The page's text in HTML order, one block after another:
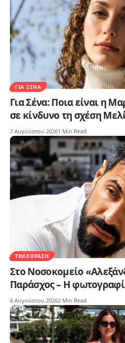
ΓΙΑ ΣΈΝΑ
Για Σένα: Ποια είναι η
σε κίνδυνο τη σχέση
7 Αυγούστου 20261 Min Read
ΤΗΛΕΌΡΑΣΗ
Στο Νοσοκομείο
Παράσχος – Η
6 Αυγούστου 20262 Min Read